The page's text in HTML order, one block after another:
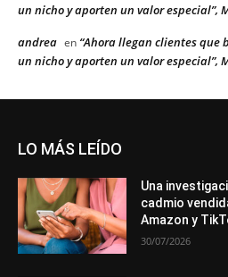
un nicho y aporten un valor especial”,
andrea en “Ahora llegan clientes que
un nicho y aporten un valor especial”,
LO MÁS LEÍDO
Una
cadmio
Amazon y
30/07/2026